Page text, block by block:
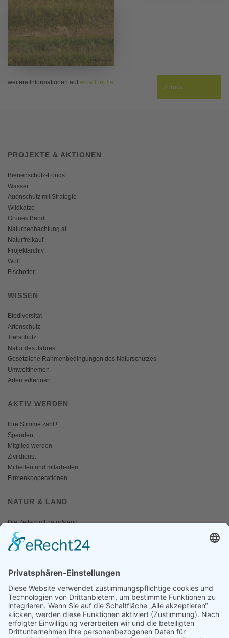
Alle Fotos © Josef Kugler BMLVS
weitere Informationen auf www.tuepl.at
Zurück
PROJEKTE & AKTIONEN
Bienenschutz-Fonds
Wasser
Auenschutz mit Strategie
Wildkatze
Grünes Band
Naturbeobachtung.at
Naturfreikauf
Projektarchiv
Wolf
Fischotter
WISSEN
Biodiversität
Artenschutz
Tierschutz
Natur des Jahres
Gesetzliche Rahmenbedingungen des Naturschutzes
Umweltthemen
Arten erkennen
AKTIV WERDEN
Ihre Stimme zählt!
Spenden
Mitglied werden
Zivildienst
Mithelfen und mitarbeiten
Firmenkooperationen
NATUR & LAND
Die Zeitschrift natur&land
Archiv
Mediadaten
Fotos und Logos
Presseaussendungen
Presse
Presseinformationen abonnieren